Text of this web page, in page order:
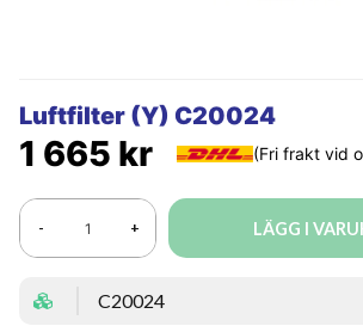
Luftfilter (Y) C20024
1 665 kr
- + LÄGG I
C20024